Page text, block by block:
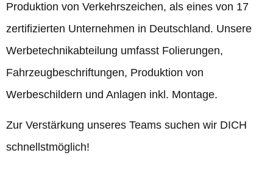
Produktion von Verkehrszeichen, als eines von 17
zertifizierten Unternehmen in Deutschland. Unsere
Werbetechnikabteilung umfasst Folierungen,
Fahrzeugbeschriftungen, Produktion von
Werbeschildern und Anlagen inkl. Montage.
Zur Verstärkung unseres Teams suchen wir DICH
schnellstmöglich!